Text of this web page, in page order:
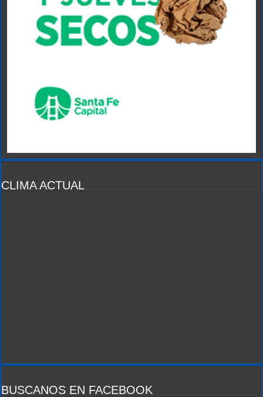
CLIMA ACTUAL
BUSCANOS EN FACEBOOK